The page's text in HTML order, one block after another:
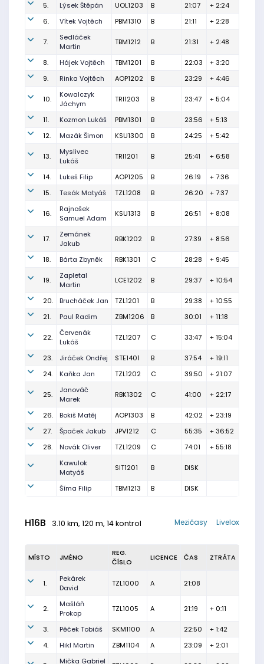
5. Lýsek Štěpán UOL1203 B 21:07
+ 2:24
6.
Vítek Vojtěch PBM1310 B 21:11 + 2:28
7.
Sedláček
Martin
TBM1212 B 21:31 + 2:48
8. Hájek Vojtěch TBM1201 B 22:03
+ 3:20
9.
Rinka Vojtěch AOP1202 B 23:29 + 4:46
10.
Kowalczyk
Jáchym
TRI1203 B 23:47 + 5:04
11. Kozmon Lukáš PBM1301 B 23:56
+ 5:13
12.
Mazák Šimon KSU1300 B 24:25 + 5:42
13.
Myslivec
Lukáš
TRI1201 B 25:41 + 6:58
14. Lukeš Filip AOP1205 B 26:19
+ 7:36
15.
Tesák Matyáš TZL1208 B 26:20 + 7:37
16.
Rajnošek
Samuel Adam
KSU1313 B 26:51 + 8:08
17.
Zemánek
Jakub
RBK1202 B 27:39 + 8:56
18. Bárta Zbyněk RBK1301 C 28:28 + 9:45
19.
Zapletal
Martin
LCE1202 B 29:37 + 10:54
20. Brucháček Jan TZL1201 B 29:38
+ 10:55
21.
Paul Radim ZBM1206 B 30:01 + 11:18
22.
Červenák
Lukáš
TZL1207 C 33:47 + 15:04
23. Jiráček Ondřej STE1401 B 37:54
+ 19:11
24.
Kaňka Jan TZL1202 C 39:50 + 21:07
25.
Janováč
Marek
RBK1302 C 41:00 + 22:17
26. Bokiš Matěj AOP1303 B 42:02
+ 23:19
27.
Špaček Jakub JPV1212 C 55:35
+ 36:52
28.
Novák Oliver TZL1209 C 74:01
+ 55:18
Kawulok
Matyáš
SIT1201 B DISK
Šíma Filip TBM1213 B DISK
H16B 3.10 km, 120 m, 14 kontrol Livelox
Mezičasy
MÍSTO JMÉNO
REG.
ČÍSLO
LICENCE ČAS ZTRÁTA
1.
Pekárek
David
TZL1000 A 21:08
2.
Mašláň
Prokop
TZL1005 A 21:19 + 0:11
3. Pěček Tobiáš SKM1100 A 22:50
+ 1:42
4.
Hikl Martin ZBM1104 A 23:09 + 2:01
Mička Gabriel